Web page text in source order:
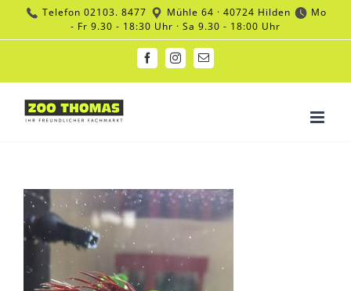
Inhalt
springen
Telefon 02103. 8477 Mühle 64 · 40724 Hilden
Mo
- Fr 9.30 - 18:30 Uhr · Sa 9.30 - 18:00 Uhr
FacebookInstagram
E-